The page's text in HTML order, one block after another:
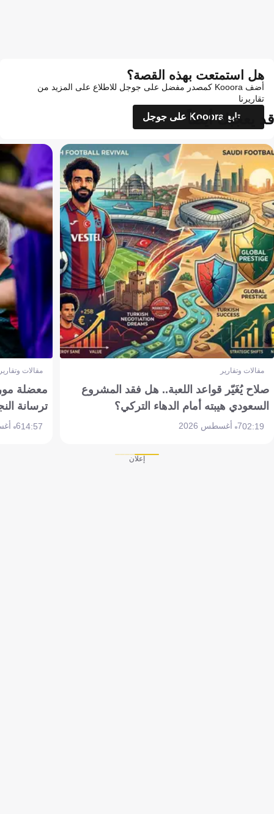
هل استمتعت بهذه القصة؟
أضف Kooora كمصدر مفضل على جوجل للاطلاع على المزيد من
تقاريرنا
تابع Kooora على جوجل
قد يعجبك أيضاً
مقالات وتقارير
صلاح يُغَيّر قواعد اللعبة.. هل فقد المشروع
السعودي هيبته أمام الدهاء التركي؟
02:197 أغسطس 2026
مقالات
معضلة
ترسانة
14:576 أغسطس 2026
إعلان